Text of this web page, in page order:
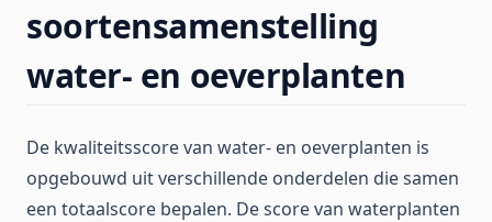
soortensamenstelling
water- en oeverplanten
De kwaliteitsscore van water- en oeverplanten is
opgebouwd uit verschillende onderdelen die samen
een totaalscore bepalen. De score van waterplanten